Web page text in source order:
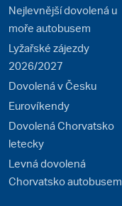
Nejlevnější dovolená u
moře autobusem
Lyžařské zájezdy
2026/2027
Dovolená v Česku
Eurovíkendy
Dovolená Chorvatsko
letecky
Levná dovolená
Chorvatsko autobusem